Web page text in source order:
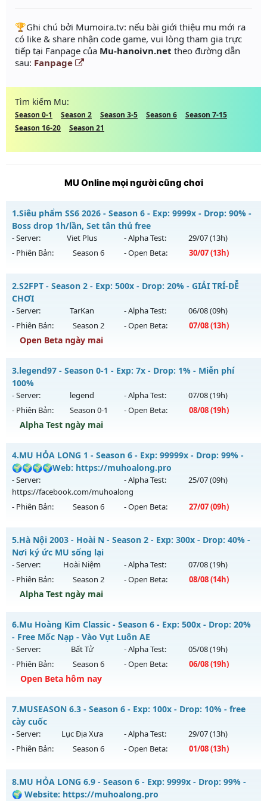
️🏆Ghi chú bởi Mumoira.tv: nếu bài giới thiệu mu mới ra
có like & share nhận code game, vui lòng tham gia trực
tiếp tại Fanpage của Mu-hanoivn.net theo đường dẫn
sau: Fanpage
Tìm kiếm Mu:
Season 0-1 Season 2 Season 3-5 Season 6
Season 7-15
Season 16-20
Season 21
MU Online mọi người cũng chơi
1.Siêu phẩm SS6 2026 - Season 6 - Exp: 9999x - Drop: 90% -
Boss drop 1h/lần, Set tân thủ free
- Server: Viet Plus - Alpha Test: 29/07(13h)
- Phiên Bản:
Season 6 - Open Beta: 30/07(13h)
Siêu phẩm SS6 2026 - Boss drop 1h/lần, Set tân thủ free
Mu mới ra tháng 07 2026 - Mở máy chủ
ngày 30/07/2626
Exp: 9999x - Drop: 90%
Kiểu reset: Reset In Game
Antihack: Phoenix 2026
2.S2FPT - Season 2 - Exp: 500x - Drop: 20% - GIẢI TRÍ-DỄ
CHƠI
- Server: TarKan - Alpha Test: 06/08(09h)
- Phiên Bản:
Season 2 - Open Beta: 07/08(13h)
Open Beta ngày mai
S2FPT - GIẢI TRÍ-DỄ CHƠI
Mu mới ra tháng 08 2026 - Mở máy chủ
ngày 07/08/2626
Exp: 500x - Drop: 20%
Kiểu reset: Reset In Game
Thể loại: Mu Nguyên bản Webzen
Antihack: PRO
3.legend97 - Season 0-1 - Exp: 7x - Drop: 1% - Miễn phí
100%
- Server: legend - Alpha Test: 07/08(19h)
- Phiên Bản:
Season 0-1 - Open Beta: 08/08(19h)
Alpha Test ngày mai
legend97 - Miễn phí 100%
Mu mới ra tháng 08 2026 - Mở máy chủ
ngày 08/08/2626
Exp: 7x - Drop: 1%
Antihack: Bandicam Hack 100%
4.MU HỎA LONG 1 - Season 6 - Exp: 99999x - Drop: 99% -
🌍🌍🌍🌍Web: https://muhoalong.pro
- Server:
https://facebook.com/muhoalong
- Alpha Test: 25/07(09h)
- Phiên Bản: Season 6 - Open Beta: 27/07(09h)
MU HỎA LONG 1 - 🌍🌍🌍🌍Web: https://muhoalong.pro
Mu mới ra tháng 07 2026 - Mở máy chủ
https://facebook.com/muhoalongvào 09h ngày
27/07/2626
Exp: 99999x - Drop: 99%
Thể loại: Mu Nguyên bản Webzen
Antihack: XShield
5.Hà Nội 2003 - Hoài N - Season 2 - Exp: 300x - Drop: 40% -
Nơi ký ức MU sống lại
- Server: Hoài Niệm - Alpha Test: 07/08(19h)
- Phiên Bản:
Season 2 - Open Beta: 08/08(14h)
Alpha Test ngày mai
Hà Nội 2003 - Hoài N - Nơi ký ức MU sống lại
Mu mới ra tháng 08 2026 - Mở máy chủ
ngày 08/08/2626
Exp: 300x - Drop: 40%
Kiểu reset: Reset In Game
Antihack: UKG
6.Mu Hoàng Kim Classic - Season 6 - Exp: 500x - Drop: 20%
- Free Mốc Nạp - Vào Vụt Luôn AE
- Server: Bất Tử - Alpha Test: 05/08(19h)
- Phiên Bản:
Season 6 - Open Beta: 06/08(19h)
Open Beta hôm nay
Mu Hoàng Kim Classic - Free Mốc Nạp - Vào Vụt Luôn AE
Mu mới ra tháng 08 2026 - Mở máy chủ
ngày 06/08/2626
Exp: 500x - Drop: 20%
Thể loại: Mu Nguyên bản Webzen
7.MUSEASON 6.3 - Season 6 - Exp: 100x - Drop: 10% - free
cày cuốc
- Server: Lục Địa Xưa - Alpha Test: 29/07(13h)
- Phiên Bản:
Season 6 - Open Beta: 01/08(13h)
MUSEASON 6.3 - free cày cuốc
Mu mới ra tháng 08 2026 - Mở máy chủ
8.MU HỎA LONG 6.9 - Season 6 - Exp: 9999x - Drop: 99% -
🌍 Website: https://muhoalong.pro